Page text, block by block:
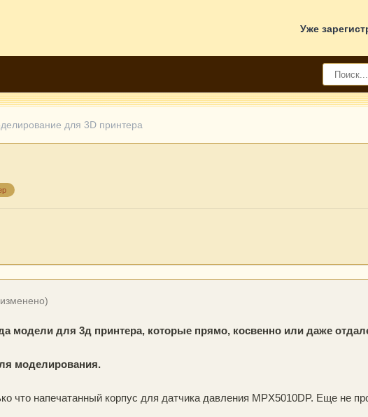
Уже
для 3D принтера
модели для 3д принтера, которые прямо, косвенно или даже
моделирования.
что напечатанный корпус для датчика давления MPX5010DP. Еще не